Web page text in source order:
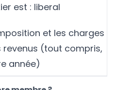
est : liberal
et les charges
revenus (tout compris,
année)